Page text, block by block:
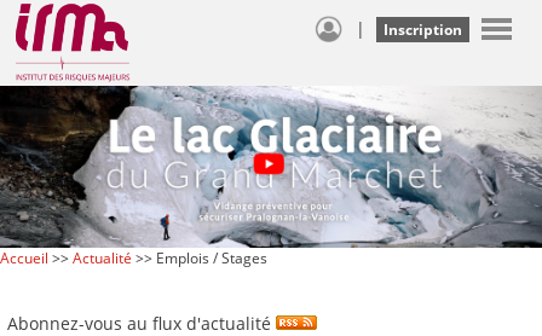
| Inscription
Accueil >>Actualité >> Emplois / Stages
Abonnez-vous au flux d'actualité